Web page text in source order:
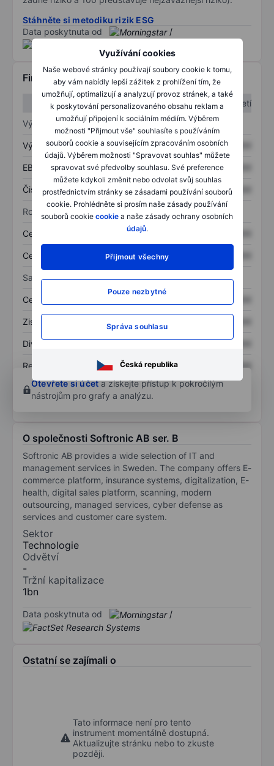
Využívání cookies
Naše webové stránky používají soubory cookie k tomu,
aby vám nabídly lepší zážitek z prohlížení tím, že
umožňují, optimalizují a analyzují provoz stránek, a také
k poskytování personalizovaného obsahu reklam a
umožňují připojení k sociálním médiím. Výběrem
možnosti "Přijmout vše" souhlasíte s používáním
souborů cookie a souvisejícím zpracováním osobních
údajů. Výběrem možnosti "Spravovat souhlas" můžete
spravovat své předvolby souhlasu. Své preference
můžete kdykoli změnit nebo odvolat svůj souhlas
prostřednictvím stránky se zásadami používání souborů
cookie. Prohlédněte si prosím naše zásady používání
souborů cookie cookie a naše zásady ochrany osobních
údajů.
Přijmout všechny
Pouze nezbytné
Správa souhlasu
Česká republika
Stáhněte si metodiku rizik ESG
Data poskytnuta od
/
Finanční informace
1. čtvrtletí
2. čtvrtletí
Výkaz zisku a ztráty
Výnos XXXXXXX XXXXXXX
EBITDA XXXXXXX XXXXXXX
Čistý příjem XXXXXXX XXXXXXX
Rozvaha
Celková aktiva XXXXXXX
Celkový dluh XXXXXXX
Sazby
Cena/tržby XXXXXXX
Zisk na akcii XXXXXXX
Dividenda na akcii
Rentabilita kapitálu XXXXXXX
XXXXXXX
Otevřete si účeta získejte přístup k pokročilým
nástrojům pro grafy a analýzu.
O společnosti Softronic AB ser. B
Softronic AB provides a wide selection of IT and
management services in Sweden. The company offers E-
commerce platform, insurance systems, digitalization, E-
health, digital sales platform, scanning, modern
outsourcing, managed services, cyber defense as
services and customer care system.
Sektor
Technologie
Odvětví
-
Tržní kapitalizace
1bn
Data poskytnuta od /
Ostatní se zajímali o
Tato informace není pro tento
instrument momentálně dostupná.
Aktualizujte stránku nebo to zkuste
později.